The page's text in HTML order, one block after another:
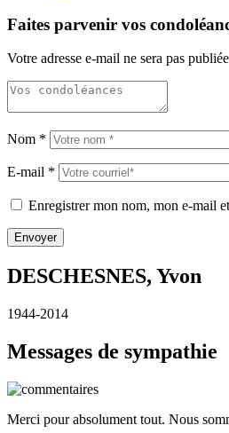
Faites parvenir vos
Votre adresse e-mail ne sera pas
Nom *
E-mail *
Enregistrer mon nom, mon e-mail
DESCHESNES, Yvon
1944-2014
Messages de sympathie
Merci pour absolument tout. Nous